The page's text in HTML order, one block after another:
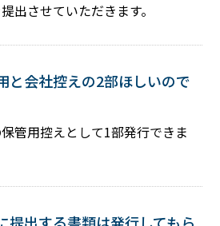
出させていただきます。
と会社控えの2部ほしいので
管用控えとして1部発行できま